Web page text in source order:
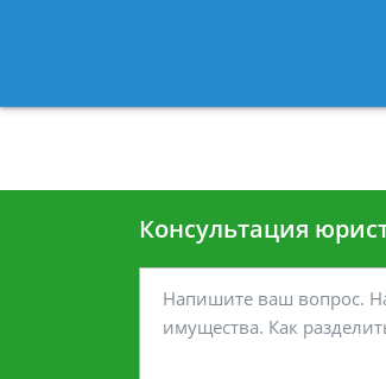
Консультация